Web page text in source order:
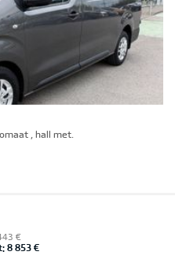
, hall met.
€
8 853 €